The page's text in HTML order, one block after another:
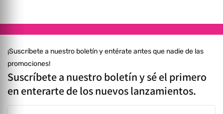
¡Suscríbete a nuestro boletín y entérate antes que nadie de las
promociones!
Suscríbete a nuestro boletín y sé el primero
en enterarte de los nuevos lanzamientos.